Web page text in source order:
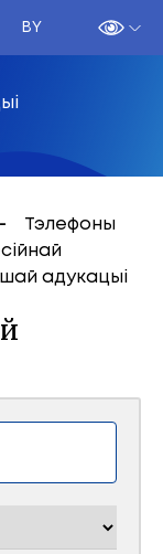
BY
Тэлефоны
адукацыі